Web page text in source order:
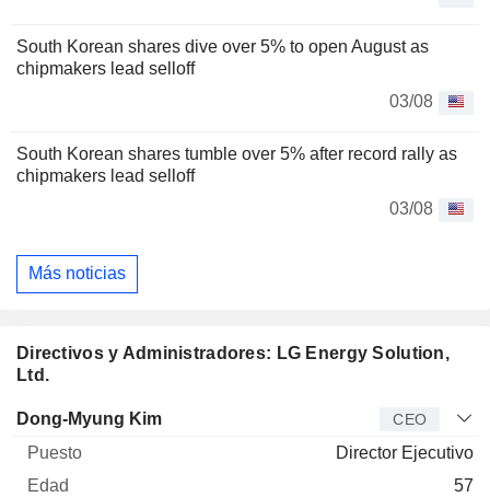
South Korean shares dive over 5% to open August as
chipmakers lead selloff
03/08
South Korean shares tumble over 5% after record rally as
chipmakers lead selloff
03/08
Más noticias
Directivos y Administradores: LG Energy Solution,
Ltd.
Director Puesto Edad
Dong-Myung Kim CEO
Director Ejecutivo
57